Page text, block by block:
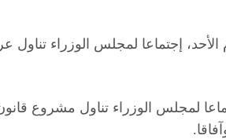
الأحد، إجتماعا لمجلس الوزراء
لمجلس الوزراء تناول مشروع